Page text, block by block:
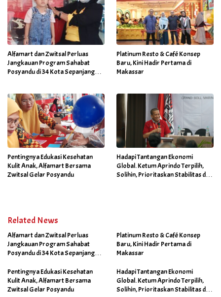
Alfamart dan Zwitsal Perluas
Jangkauan Program Sahabat
Posyandu di 34 Kota Sepanjang
Platinum Resto & Café Konsep
Baru, Kini Hadir Pertama di
Makassar
Pentingnya Edukasi Kesehatan
Kulit Anak, Alfamart Bersama
Zwitsal Gelar Posyandu
Hadapi Tantangan Ekonomi
Global. Ketum Aprindo Terpilih,
Solihin, Prioritaskan Stabilitas dan
Related News
Alfamart dan Zwitsal Perluas
Jangkauan Program Sahabat
Posyandu di 34 Kota Sepanjang
Platinum Resto & Café Konsep
Baru, Kini Hadir Pertama di
Makassar
Pentingnya Edukasi Kesehatan
Kulit Anak, Alfamart Bersama
Zwitsal Gelar Posyandu
Hadapi Tantangan Ekonomi
Global. Ketum Aprindo Terpilih,
Solihin, Prioritaskan Stabilitas dan